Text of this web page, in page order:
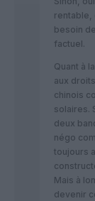
rentable,
besoin
factuel.
Quant à
aux
chinois
solaires.
deux
négo
toujours
Mais à
devenir